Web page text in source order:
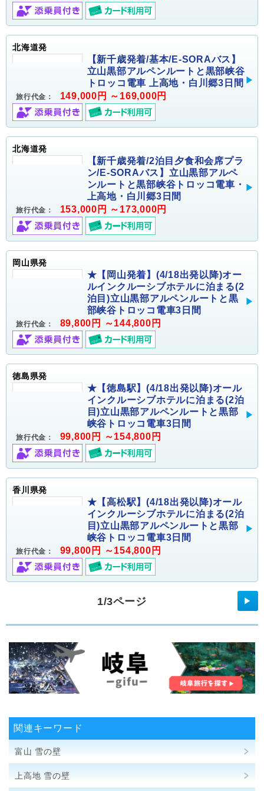
北海道発
【新千歳発着/基本/E-SORAバス】
立山黒部アルペンルートと黒部峡谷
トロッコ電車 上高地・白川郷3日間
旅行代金： 149,000円 ～169,000円
北海道発
【新千歳発着/2泊目夕食和会席プラ
ン/E-SORAバス】立山黒部アルペ
ンルートと黒部峡谷トロッコ電車・
上高地・白川郷3日間
旅行代金： 153,000円 ～173,000円
岡山県発
★【岡山発着】(4/18出発以降)オー
ルインクルーシブホテルに泊まる(2
泊目)立山黒部アルペンルートと黒
部峡谷トロッコ電車3日間
旅行代金： 89,800円 ～144,800円
徳島県発
★【徳島駅】(4/18出発以降)オール
インクルーシブホテルに泊まる(2泊
目)立山黒部アルペンルートと黒部
峡谷トロッコ電車3日間
旅行代金： 99,800円 ～154,800円
香川県発
★【高松駅】(4/18出発以降)オール
インクルーシブホテルに泊まる(2泊
目)立山黒部アルペンルートと黒部
峡谷トロッコ電車3日間
旅行代金： 99,800円 ～154,800円
1/3ページ ▶
関連キーワード
富山 雪の壁
上高地 雪の壁